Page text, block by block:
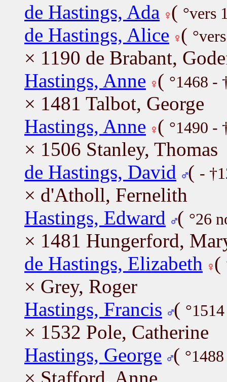
de Hastings, Ada ( °vers
de Hastings, Alice (
× 1190 de Brabant,
Hastings, Anne ( °1468 -
× 1481 Talbot, George
Hastings, Anne ( °1490 -
× 1506 Stanley, Thomas
de Hastings, David
( -
× d'Atholl, Fernelith
Hastings, Edward
( °26
× 1481 Hungerford,
de Hastings, Elizabeth
(
× Grey, Roger
Hastings, Francis (
× 1532 Pole, Catherine
Hastings, George (
× Stafford, Anne